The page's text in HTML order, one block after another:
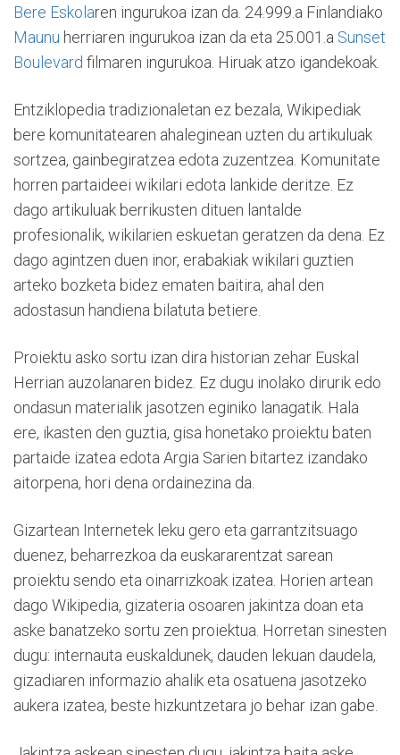
Bere Eskolaren ingurukoa izan da. 24.999.a Finlandiako
Maunu herriaren ingurukoa izan da eta 25.001.a Sunset
Boulevard filmaren ingurukoa. Hiruak atzo igandekoak.
Entziklopedia tradizionaletan ez bezala, Wikipediak
bere komunitatearen ahaleginean uzten du artikuluak
sortzea, gainbegiratzea edota zuzentzea. Komunitate
horren partaideei wikilari edota lankide deritze. Ez
dago artikuluak berrikusten dituen lantalde
profesionalik, wikilarien eskuetan geratzen da dena. Ez
dago agintzen duen inor, erabakiak wikilari guztien
arteko bozketa bidez ematen baitira, ahal den
adostasun handiena bilatuta betiere.
Proiektu asko sortu izan dira historian zehar Euskal
Herrian auzolanaren bidez. Ez dugu inolako dirurik edo
ondasun materialik jasotzen eginiko lanagatik. Hala
ere, ikasten den guztia, gisa honetako proiektu baten
partaide izatea edota Argia Sarien bitartez izandako
aitorpena, hori dena ordainezina da.
Gizartean Internetek leku gero eta garrantzitsuago
duenez, beharrezkoa da euskararentzat sarean
proiektu sendo eta oinarrizkoak izatea. Horien artean
dago Wikipedia, gizateria osoaren jakintza doan eta
aske banatzeko sortu zen proiektua. Horretan sinesten
dugu: internauta euskaldunek, dauden lekuan daudela,
gizadiaren informazio ahalik eta osatuena jasotzeko
aukera izatea, beste hizkuntzetara jo behar izan gabe.